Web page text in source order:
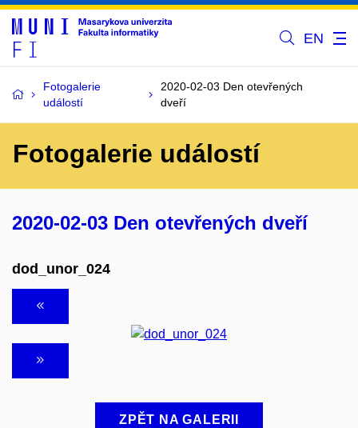
EN
Fotogalerie
událostí
2020-02-03 Den otevřených
dveří
Fotogalerie událostí
2020-02-03 Den otevřených dveří
dod_unor_024
ZPĚT NA GALERII